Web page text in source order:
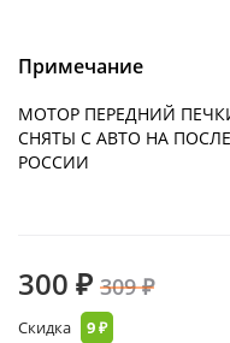
Примечание
МОТОР ПЕРЕДНИЙ
СНЯТЫ С АВТО НА
РОССИИ
300 ₽ 309 ₽
Скидка 9 ₽